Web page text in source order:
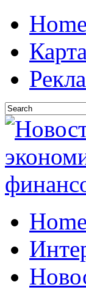
Home
Home